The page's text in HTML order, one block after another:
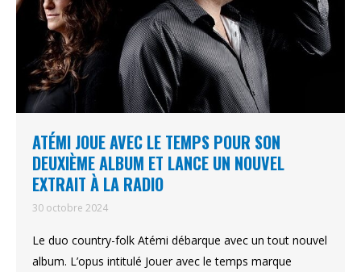
ATÉMI JOUE AVEC LE TEMPS POUR SON
DEUXIÈME ALBUM ET LANCE UN NOUVEL
EXTRAIT À LA RADIO
30 octobre 2024
Le duo country-folk Atémi débarque avec un tout nouvel
album. L’opus intitulé Jouer avec le temps marque